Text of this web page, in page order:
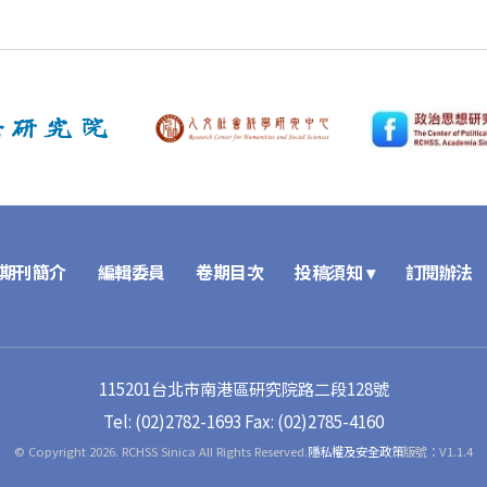
刊簡介 編輯委員 卷期目次 投稿須知 ▾ 訂閱辦法
115201台北市南港區研究院路二段128號
Tel: (02)2782-1693 Fax: (02)2785-4160
© Copyright 2026. RCHSS Sinica All Rights Reserved.隱私權及安全政策版號：V1.1.4